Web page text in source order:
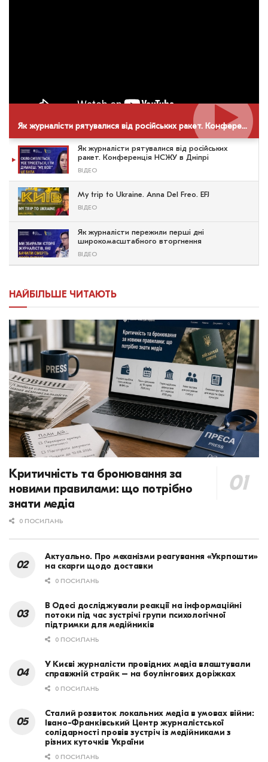
Як журналісти рятувалися від російських ракет. Конференція НСЖУ в Дніпрі
Як журналісти рятувалися від російських
ракет. Конференція НСЖУ в Дніпрі
ВІДЕО
My trip to Ukraine. Anna Del Freo. EFJ
ВІДЕО
Як журналісти пережили перші дні
широкомасштабного вторгнення
ВІДЕО
НАЙБІЛЬШЕ ЧИТАЮТЬ
Критичність та бронювання за
новими правилами: що потрібно
знати медіа
0 ПОСИЛАНЬ
Актуально. Про механізми реагування «Укрпошти»
на скарги щодо доставки
0 ПОСИЛАНЬ
В Одесі досліджували реакції на інформаційні
потоки під час зустрічі групи психологічної
підтримки для медійників
0 ПОСИЛАНЬ
У Києві журналісти провідних медіа влаштували
справжній страйк – на боулінгових доріжках
0 ПОСИЛАНЬ
Сталий розвиток локальних медіа в умовах війни:
Івано-Франківський Центр журналістської
солідарності провів зустріч із медійниками з
різних куточків України
0 ПОСИЛАНЬ